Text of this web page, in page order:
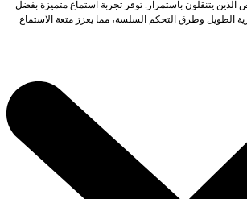
يتنقلون باستمرار. توفر تجربة استماع متميزة بفضل
الطويل وطرق التحكم السلسة، مما يعزز متعة الاستماع